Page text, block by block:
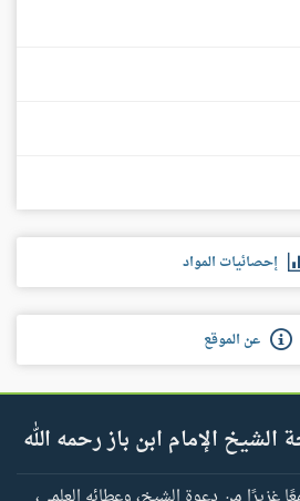
إحصائيات المواد
عن الموقع
الإمام ابن باز رحمه الله